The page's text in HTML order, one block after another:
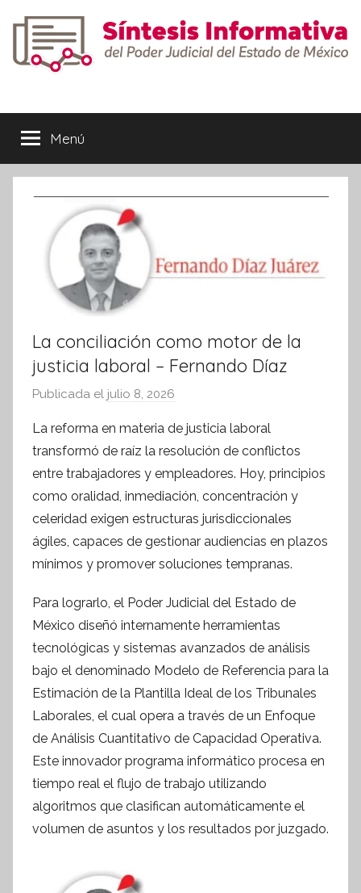
contenido
Menú
La conciliación como motor de la
justicia laboral – Fernando Díaz
Publicada el julio 8, 2026
r
S
í
n
t
e
s
s
I
n
f
o
m
i
v
a
La reforma en materia de justicia laboral
transformó de raíz la resolución de conflictos
entre trabajadores y empleadores. Hoy, principios
como oralidad, inmediación, concentración y
celeridad exigen estructuras jurisdiccionales
ágiles, capaces de gestionar audiencias en plazos
mínimos y promover soluciones tempranas.
Para lograrlo, el Poder Judicial del Estado de
México diseñó internamente herramientas
tecnológicas y sistemas avanzados de análisis
bajo el denominado Modelo de Referencia para la
Estimación de la Plantilla Ideal de los Tribunales
Laborales, el cual opera a través de un Enfoque
de Análisis Cuantitativo de Capacidad Operativa.
Este innovador programa informático procesa en
tiempo real el flujo de trabajo utilizando
algoritmos que clasifican automáticamente el
volumen de asuntos y los resultados por juzgado.